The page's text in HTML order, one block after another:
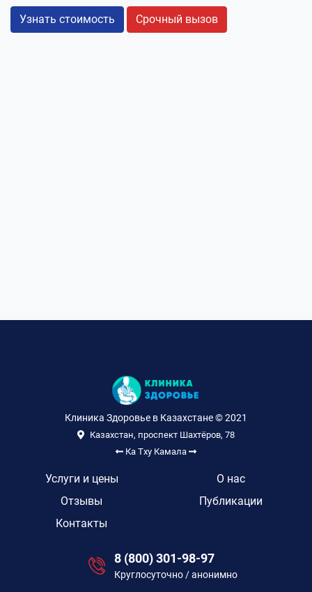
Узнать стоимость Срочный вызов
Клиника Здоровье в Казахстане © 2021
Казахстан, проспект Шахтёров, 78
Ка Тху Камала
Услуги и цены
О нас
Отзывы
Публикации
Контакты
8 (800) 301-98-97
Круглосуточно / анонимно